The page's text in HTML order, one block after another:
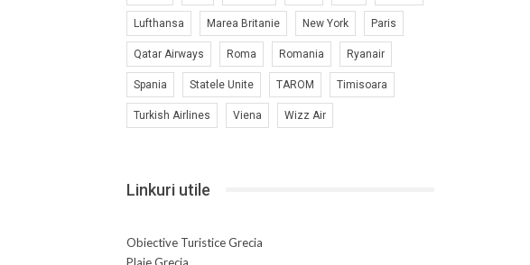
Lufthansa Marea Britanie New York Paris
Qatar Airways Roma Romania Ryanair
Spania Statele Unite TAROM Timisoara
Turkish Airlines Viena Wizz Air
Linkuri utile
Obiective Turistice Grecia
Plaje Grecia